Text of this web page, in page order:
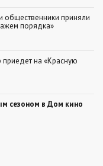
общественники приняли
порядка»
приедет на «Красную
сезоном в Дом кино